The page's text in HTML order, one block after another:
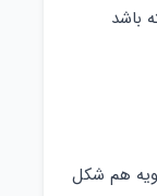
باشد
هم شکل